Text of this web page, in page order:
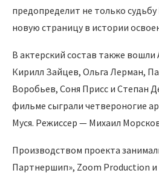
предопределит не только
новую страницу в истории
В актерский состав также
Кирилл Зайцев, Ольга Лерман,
Воробьев, Соня Присс и Степан
фильме сыграли четвероногие
Муся. Режиссер — Михаил
Производством проекта
Партнершип», Zoom Production и